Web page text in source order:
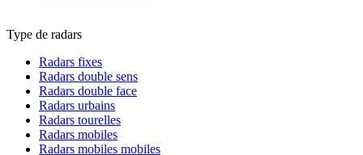
Type de radars
Radars fixes
Radars double sens
Radars double face
Radars urbains
Radars tourelles
Radars mobiles
Radars mobiles mobiles